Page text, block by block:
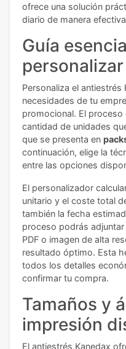
ofrece una solución
diario de manera
Guía
Personaliza el antiestrés
necesidades de tu
promocional. El proceso
cantidad de unidades
que se presenta en
continuación, elige la
entre las opciones
El personalizador
unitario y el coste total
también la fecha
proceso podrás
PDF o imagen de alta
resultado óptimo. Esta
todos los detalles
confirmar tu compra.
Tamaños y
impresión
El antiestrés Kanedax